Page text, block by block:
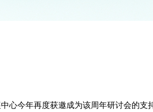
心今年再度获邀成为该周年研讨会的支